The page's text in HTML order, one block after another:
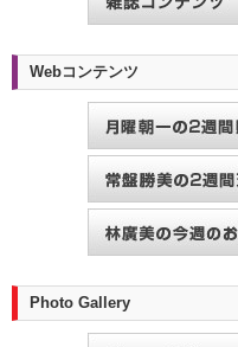
Webコンテンツ
Photo Gallery